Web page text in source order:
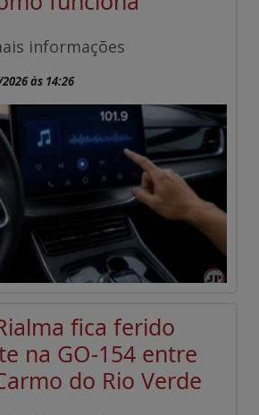
informações
às 14:26
fica ferido
na GO-154 entre
do Rio Verde